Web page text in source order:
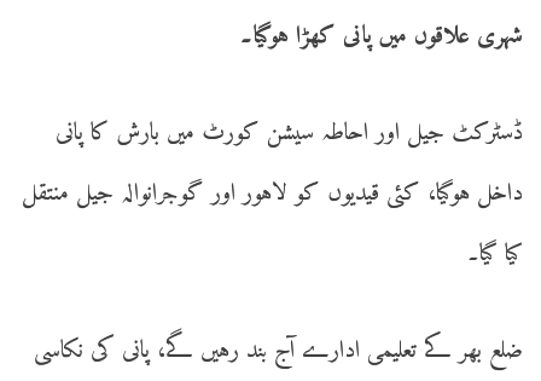
شہری علاقوں میں پانی کھڑا ہوگیا۔
ڈسٹرکٹ جیل اور احاطہ سیشن کورٹ میں بارش کا پانی
داخل ہوگیا، کئی قیدیوں کو لاہور اور گوجرانوالہ جیل منتقل
کیا گیا۔
ضلع بھر کے تعلیمی ادارے آج بند رہیں گے، پانی کی نکاسی